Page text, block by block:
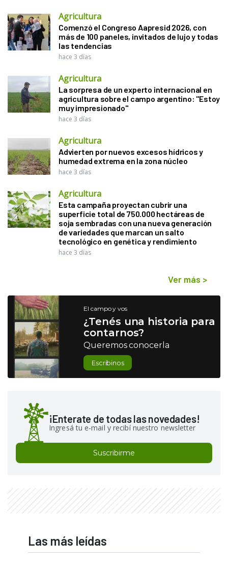
Agricultura
Comenzó el Congreso Aapresid 2026, con
más de 100 paneles, invitados de lujo y todas
las tendencias
hace 3 días
Agricultura
La sorpresa de un experto internacional en
agricultura sobre el campo argentino: "Estoy
muy impresionado"
hace 3 días
Agricultura
Advierten por nuevos excesos hídricos y
humedad extrema en la zona núcleo
hace 3 días
Agricultura
Esta campaña proyectan cubrir una
superficie total de 750.000 hectáreas de
soja sembradas con una nueva generación
de variedades que marcan un salto
tecnológico en genética y rendimiento
hace 3 días
Ver más >
El campo y vos
¿Tenés una historia para
contarnos?
Queremos conocerla
Escribinos
¡Enterate de todas las novedades!
Ingresá tu e-mail y recibí nuestro newsletter
Suscribirme
Las más leídas